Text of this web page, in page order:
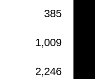
385
1,009
2,246